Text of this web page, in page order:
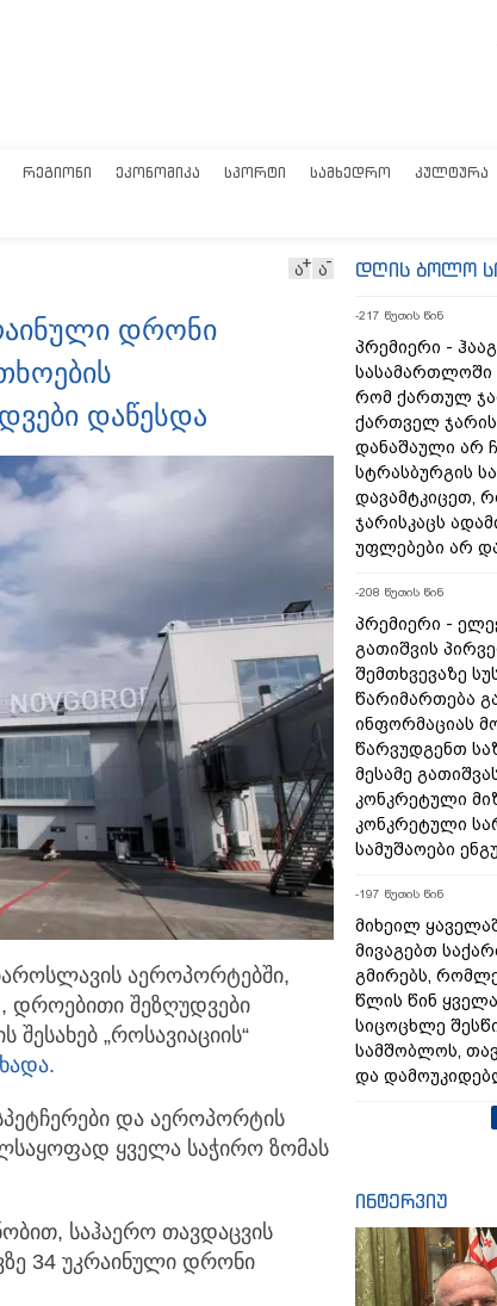
ᲠᲔᲒᲘᲝᲜᲘ ᲔᲙᲝᲜᲝᲛᲘᲙᲐ ᲡᲞᲝᲠᲢᲘ ᲡᲐᲛᲮᲔᲓᲠᲝ ᲙᲣᲚᲢᲣᲠᲐ
ა ა
დრონი
დაწესდა
აეროპორტებში,
დროებითი შეზღუდვები
„როსავიაციის“
და აეროპორტის
ყველა საჭირო ზომას
საჰაერო თავდაცვის
34 უკრაინული დრონი
დღის ბოლო
-217 წუთის წინ
პრემიერი -
სასამართლოში
რომ ქართულ
ქართველ
დანაშაული არ
სტრასბურგის
დავამტკიცეთ,
ჯარისკაცს
უფლებები არ
-208 წუთის წინ
პრემიერი -
გათიშვის
შემთხვევაზე
წარიმართება
ინფორმაციას
წარვუდგენთ
მესამე
კონკრეტული
კონკრეტული
სამუშაოები
-197 წუთის წინ
მიხეილ
მივაგებთ
გმირებს,
წლის წინ
სიცოცხლე
სამშობლოს,
და
ინტერვიუ